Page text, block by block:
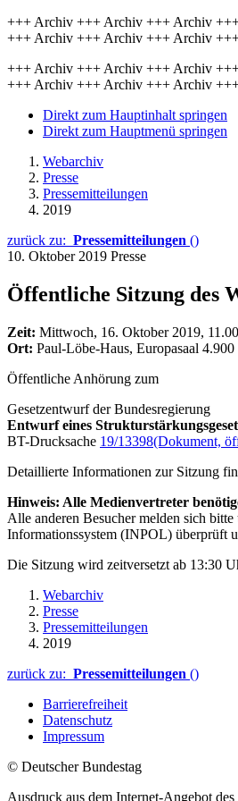
+++ Archiv +++ Archiv +++ Archiv
+++ Archiv +++ Archiv +++ Archiv
+++ Archiv +++ Archiv +++ Archiv
+++ Archiv +++ Archiv +++ Archiv
Direkt zum Hauptinhalt springen
Direkt zum Hauptmenü springen
Webarchiv
Presse
Pressemitteilungen
2019
zurück zu: Pressemitteilungen ()
10. Oktober 2019 Presse
Öffentliche Sitzung des
Zeit: Mittwoch, 16. Oktober 2019,
Ort: Paul-Löbe-Haus, Europasaal 4.900
Öffentliche Anhörung zum
Gesetzentwurf der Bundesregierung
Entwurf eines
BT-Drucksache 19/13398(Dokument,
Detaillierte Informationen zur Sitzung
Hinweis: Alle Medienvertreter
Alle anderen Besucher melden sich
Informationssystem (INPOL) überprüft
Die Sitzung wird zeitversetzt ab 13:30
Webarchiv
Presse
Pressemitteilungen
2019
zurück zu: Pressemitteilungen ()
Barrierefreiheit
Datenschutz
Impressum
© Deutscher Bundestag
Ausdruck aus dem Internet-Angebot